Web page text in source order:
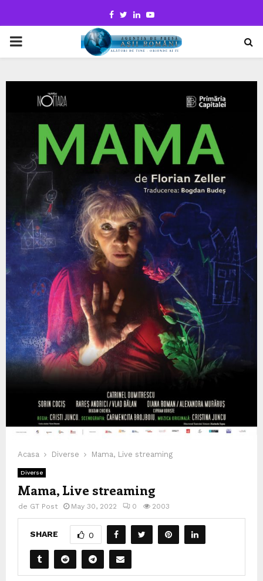
Facebook
TwitterLinkedinYoutube
PRIMARY
Acasa Diverse Mama, Live streaming
Diverse
Mama, Live streaming
de GT Post May 30, 2022 0 2003
SHARE 0